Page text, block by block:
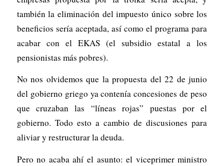
también la eliminación del impuesto único sobre los
beneficios sería aceptada, así como el programa para
acabar con el EKAS (el subsidio estatal a los
pensionistas más pobres).
No nos olvidemos que la propuesta del 22 de junio
del gobierno griego ya contenía concesiones de peso
que cruzaban las “líneas rojas” puestas por el
gobierno. Todo esto a cambio de discusiones para
aliviar y restructurar la deuda.
Pero no acaba ahí el asunto: el viceprimer ministro